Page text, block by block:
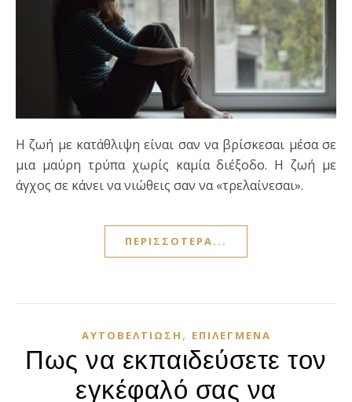
Η ζωή με κατάθλιψη είναι σαν να βρίσκεσαι μέσα σε
μια μαύρη τρύπα χωρίς καμία διέξοδο. Η ζωή με
άγχος σε κάνει να νιώθεις σαν να «τρελαίνεσαι».
ΠΕΡΙΣΣΌΤΕΡΑ...
ΑΥΤΟΒΕΛΤΊΩΣΗ , ΕΠΙΛΕΓΜΈΝΑ
Πως να εκπαιδεύσετε τον
εγκέφαλό σας να